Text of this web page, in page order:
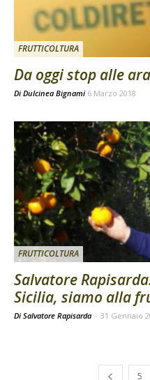
FRUTTICOLTURA
Da oggi stop alle
Di Dulcinea Bignami 6 Marzo 2018
FRUTTICOLTURA
Salvatore
Sicilia, siamo alla
Di Salvatore Rapisarda - 31 Gennaio
5